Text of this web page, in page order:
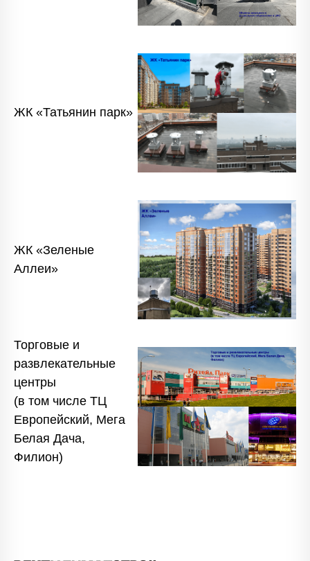
ЖК «Татьянин парк»
ЖК «Зеленые
Аллеи»
Торговые и
развлекательные
центры
(в том числе ТЦ
Европейский, Мега
Белая Дача,
Филион)